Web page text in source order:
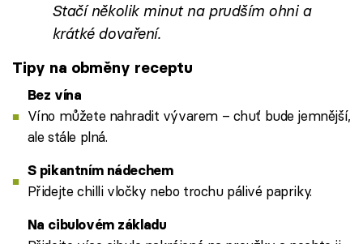
Stačí několik minut na prudším ohni a
krátké dovaření.
Tipy na obměny receptu
Bez vína
Víno můžete nahradit vývarem – chuť bude jemnější,
ale stále plná.
S pikantním nádechem
Přidejte chilli vločky nebo trochu pálivé papriky.
Na cibulovém základu